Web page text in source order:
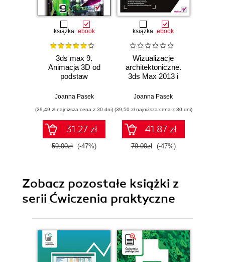
książka ebook
3ds max 9.
Animacja 3D od
podstaw
Joanna Pasek
(29,49 zł najniższa cena z 30 dni)
31.27 zł
59.00zł (-47%)
książka ebook
Wizualizacje
architektoniczne.
3ds Max 2013 i
2013. Szkoła
Joanna Pasek
(39,50 zł najniższa cena z 30 dni)
41.87 zł
79.00zł (-47%)
Zobacz pozostałe książki z
serii Ćwiczenia praktyczne